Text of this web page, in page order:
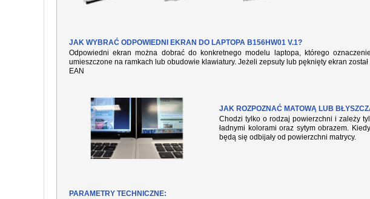
JAK WYBRAĆ ODPOWIEDNI EKRAN DO LAPTOPA B156HW01 V.1?
Odpowiedni ekran można dobrać do konkretnego modelu laptopa, którego
umieszczone na ramkach lub obudowie klawiatury. Jeżeli zepsuty lub pęknięty ekran
EAN
JAK ROZPOZNAĆ MATOWĄ LUB
Chodzi tylko o rodzaj powierzchni i zależy
ładnymi kolorami oraz sytym obrazem.
będą się odbijały od powierzchni matrycy.
PARAMETRY TECHNICZNE: